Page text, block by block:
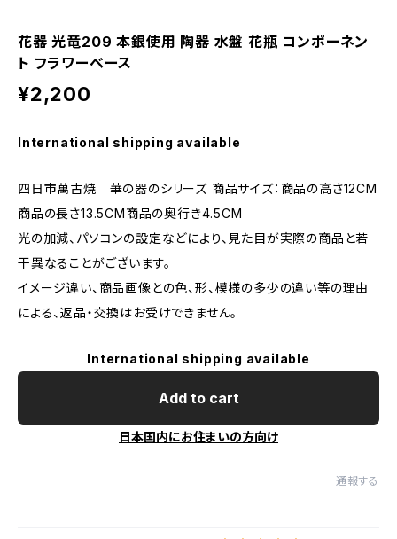
花器 光竜209 本銀使用 陶器 水盤 花瓶 コンポーネン
ト フラワーベース
¥2,200
International shipping available
四日市萬古焼 華の器のシリーズ 商品サイズ：商品の高さ12CM
商品の長さ13.5CM商品の奥行き4.5CM
光の加減、パソコンの設定などにより、見た目が実際の商品と若
干異なることがございます。
イメージ違い、商品画像との色、形、模様の多少の違い等の理由
による、返品・交換はお受けできません。
International shipping available
Add to cart
日本国内にお住まいの方向け
通報する